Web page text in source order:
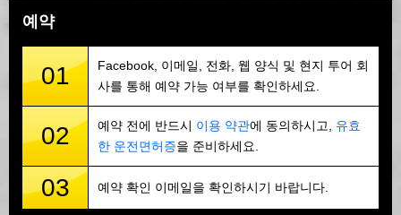
예약
01
Facebook, 이메일, 전화, 웹 양식 및 현지 투어 회
사를 통해 예약 가능 여부를 확인하세요.
02 예약 전에 반드시 이용 약관에 동의하시고, 유효
한 운전면허증을 준비하세요.
03 예약 확인 이메일을 확인하시기 바랍니다.